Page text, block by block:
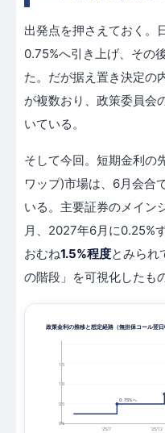
出発点を押さえておく。
0.75%へ引き上げ、その
た。だが据え置き決定の
が複数おり、政策委員会
いている。
そして今回。短期金利の
ワップ)市場は、6月会合
いる。主要証券のメイン
月、2027年6月に0.25%
おむね1.5%程度とみられ
の階段」を可視化したも
政策金利の推移と想定経路（無担保コール翌日
0%
0.5
1.0
1.5
'25/7 '25/12
0.75%へ